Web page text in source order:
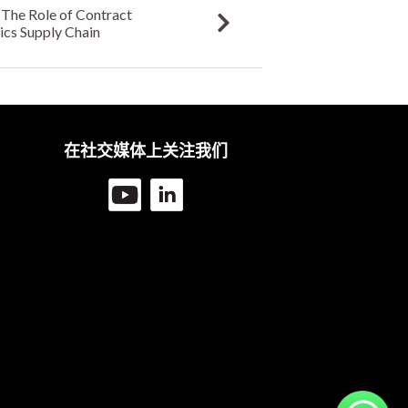
Role of Contract
Supply Chain
在社交媒体上关注我们